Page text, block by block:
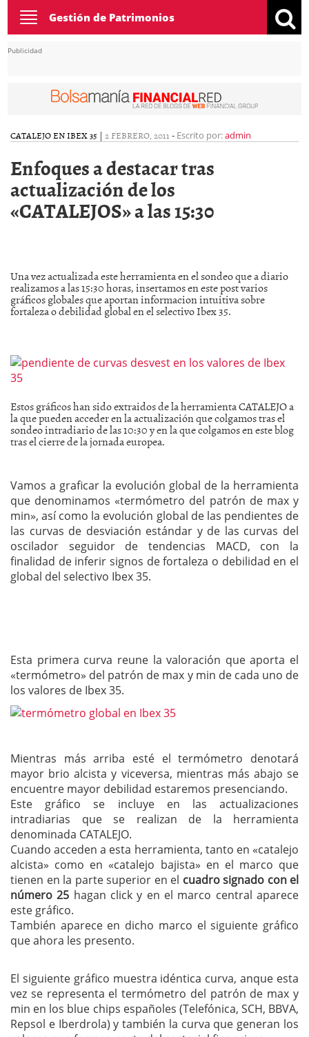
Toggle
navigation
Gestión de Patrimonios
Publicidad
CATALEJO EN IBEX 35 | 2 FEBRERO, 2011 - Escrito por:admin
Enfoques a destacar tras
actualización de los
«CATALEJOS» a las 15:30
Una vez actualizada este herramienta en el sondeo que a diario
realizamos a las 15:30 horas, insertamos en este post varios
gráficos globales que aportan informacion intuitiva sobre
fortaleza o debilidad global en el selectivo Ibex 35.
Estos gráficos han sido extraidos de la herramienta CATALEJO a
la que pueden acceder en la actualización que colgamos tras el
sondeo intradiario de las 10:30 y en la que colgamos en este blog
tras el cierre de la jornada europea.
Vamos a graficar la evolución global de la herramienta
que denominamos «termómetro del patrón de max y
min», así como la evolución global de las pendientes de
las curvas de desviación estándar y de las curvas del
oscilador seguidor de tendencias MACD, con la
finalidad de inferir signos de fortaleza o debilidad en el
global del selectivo Ibex 35.
Esta primera curva reune la valoración que aporta el
«termómetro» del patrón de max y min de cada uno de
los valores de Ibex 35.
Mientras más arriba esté el termómetro denotará
mayor brio alcista y viceversa, mientras más abajo se
encuentre mayor debilidad estaremos presenciando.
Este gráfico se incluye en las actualizaciones
intradiarias que se realizan de la herramienta
denominada CATALEJO.
Cuando acceden a esta herramienta, tanto en «catalejo
alcista» como en «catalejo bajista» en el marco que
tienen en la parte superior en el cuadro signado con el
número 25 hagan click y en el marco central aparece
este gráfico.
También aparece en dicho marco el siguiente gráfico
que ahora les presento.
El siguiente gráfico muestra idéntica curva, anque esta
vez se representa el termómetro del patrón de max y
min en los blue chips españoles (Telefónica, SCH, BBVA,
Repsol e Iberdrola) y también la curva que generan los